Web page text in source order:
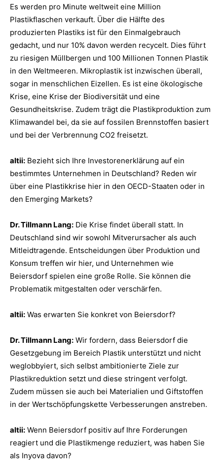
Es werden pro Minute weltweit eine Million
Plastikflaschen verkauft. Über die Hälfte des
produzierten Plastiks ist für den Einmalgebrauch
gedacht, und nur 10% davon werden recycelt. Dies führt
zu riesigen Müllbergen und 100 Millionen Tonnen Plastik
in den Weltmeeren. Mikroplastik ist inzwischen überall,
sogar in menschlichen Eizellen. Es ist eine ökologische
Krise, eine Krise der Biodiversität und eine
Gesundheitskrise. Zudem trägt die Plastikproduktion zum
Klimawandel bei, da sie auf fossilen Brennstoffen basiert
und bei der Verbrennung CO2 freisetzt.
altii: Bezieht sich Ihre Investorenerklärung auf ein
bestimmtes Unternehmen in Deutschland? Reden wir
über eine Plastikkrise hier in den OECD-Staaten oder in
den Emerging Markets?
Dr. Tillmann Lang: Die Krise findet überall statt. In
Deutschland sind wir sowohl Mitverursacher als auch
Mitleidtragende. Entscheidungen über Produktion und
Konsum treffen wir hier, und Unternehmen wie
Beiersdorf spielen eine große Rolle. Sie können die
Problematik mitgestalten oder verschärfen.
altii: Was erwarten Sie konkret von Beiersdorf?
Dr. Tillmann Lang: Wir fordern, dass Beiersdorf die
Gesetzgebung im Bereich Plastik unterstützt und nicht
weglobbyiert, sich selbst ambitionierte Ziele zur
Plastikreduktion setzt und diese stringent verfolgt.
Zudem müssen sie auch bei Materialien und Giftstoffen
in der Wertschöpfungskette Verbesserungen anstreben.
altii: Wenn Beiersdorf positiv auf Ihre Forderungen
reagiert und die Plastikmenge reduziert, was haben Sie
als Inyova davon?